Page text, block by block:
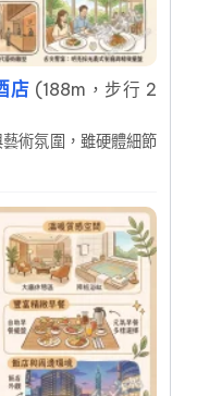
店 (188m，步行 2
術氛圍，雖硬體細節